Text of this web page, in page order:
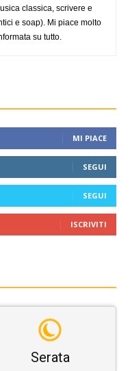
classica, scrivere e
e soap). Mi piace molto
su tutto.
MI PIACE
SEGUI
SEGUI
ISCRIVITI
Serata